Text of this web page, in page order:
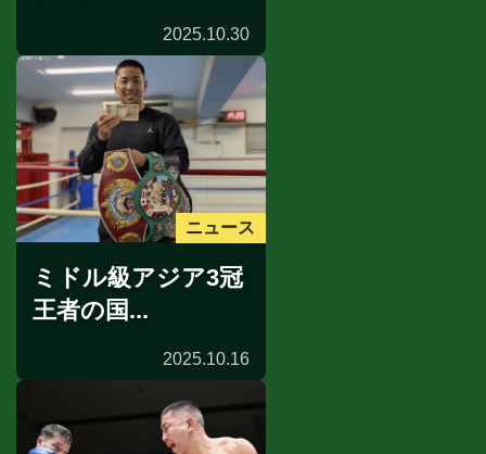
2025.10.30
ニュース
ミドル級アジア3冠
王者の国...
2025.10.16